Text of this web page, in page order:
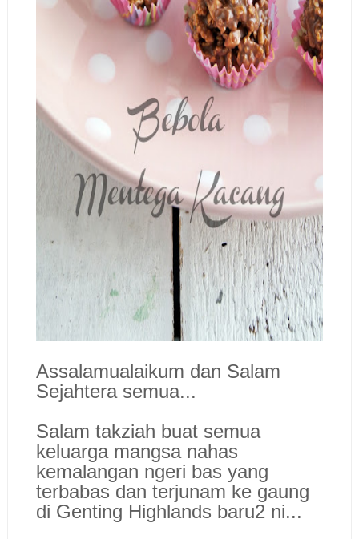
Assalamualaikum dan Salam
Sejahtera semua...
Salam takziah buat semua
keluarga mangsa nahas
kemalangan ngeri bas yang
terbabas dan terjunam ke gaung
di Genting Highlands baru2 ni...